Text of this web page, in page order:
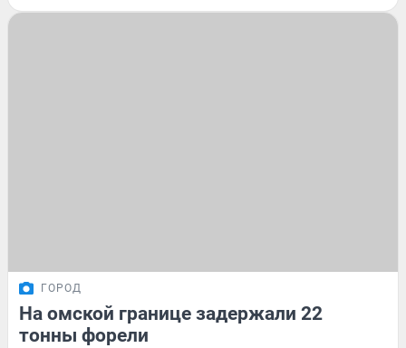
ГОРОД
На омской границе задержали 22
тонны форели